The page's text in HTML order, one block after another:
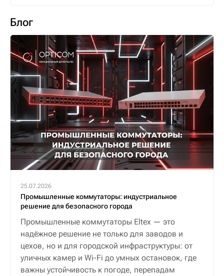
Блог
25.07.2026
Промышленные коммутаторы: индустриальное
решение для безопасного города
Промышленные коммутаторы Eltex — это
надёжное решение не только для заводов и
цехов, но и для городской инфраструктуры: от
уличных камер и Wi-Fi до умных остановок, где
важны устойчивость к погоде, перепадам